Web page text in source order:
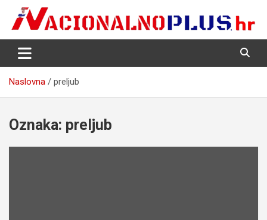
content
NacionalnoPlus.hr
Nacija želi znati više
Naslovna preljub
Oznaka: preljub